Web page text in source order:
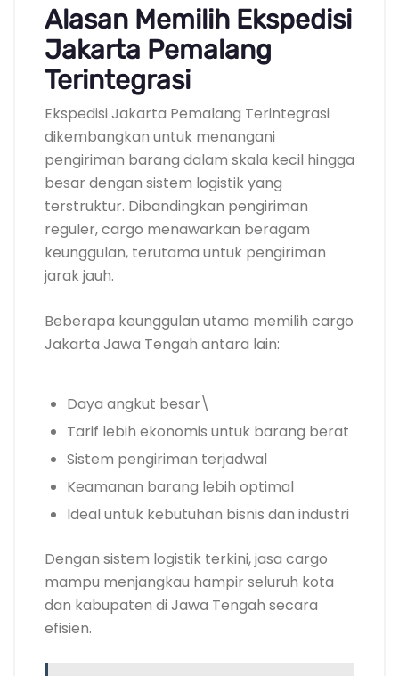
Alasan Memilih Ekspedisi
Jakarta Pemalang
Terintegrasi
Ekspedisi Jakarta Pemalang Terintegrasi
dikembangkan untuk menangani
pengiriman barang dalam skala kecil hingga
besar dengan sistem logistik yang
terstruktur. Dibandingkan pengiriman
reguler, cargo menawarkan beragam
keunggulan, terutama untuk pengiriman
jarak jauh.
Beberapa keunggulan utama memilih cargo
Jakarta Jawa Tengah antara lain:
Daya angkut besar\
Tarif lebih ekonomis untuk barang berat
Sistem pengiriman terjadwal
Keamanan barang lebih optimal
Ideal untuk kebutuhan bisnis dan industri
Dengan sistem logistik terkini, jasa cargo
mampu menjangkau hampir seluruh kota
dan kabupaten di Jawa Tengah secara
efisien.